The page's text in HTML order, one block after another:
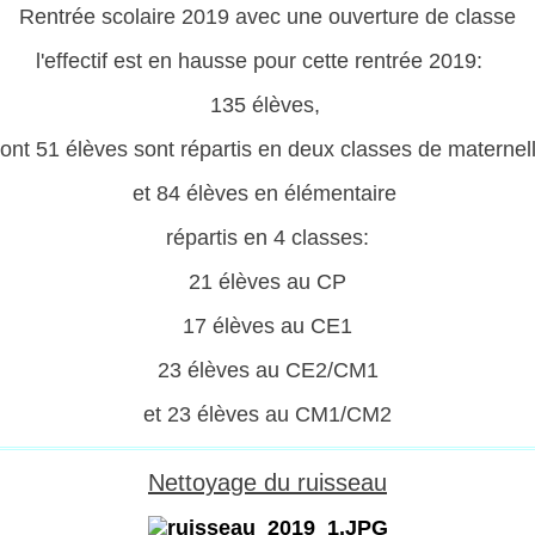
Rentrée scolaire 2019 avec une ouverture de classe
l'effectif est en hausse pour cette rentrée 2019:
135 élèves,
51 élèves sont répartis en deux classes de
et 84 élèves en élémentaire
répartis en 4 classes:
21 élèves au CP
17 élèves au CE1
23 élèves au CE2/CM1
et 23 élèves au CM1/CM2
Nettoyage du ruisseau